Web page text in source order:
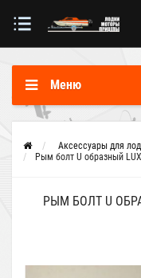
Меню
Аксессуары для
Рым болт U образный
РЫМ БОЛТ U